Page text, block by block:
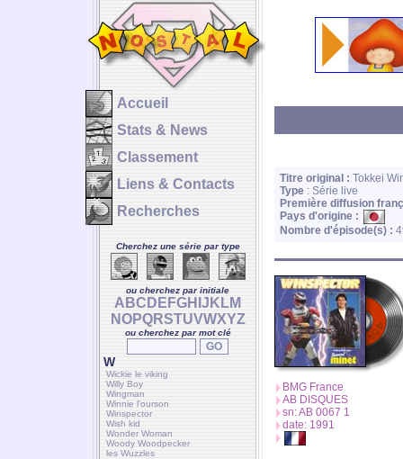
Accueil
Stats & News
Classement
Liens & Contacts
Recherches
Cherchez une série par type
ou cherchez par initiale
A BC D E FGH J K LM
NOPQRSTUVWXYZ
ou cherchez par mot clé
W
Wickie le viking
Willy Boy
Wingman
Winnie l'ourson
Winspector
Wish kid
Wonder Woman
Woody Woodpecker
les Wuzzles
Titre original : Tokkei
Type : Série live
Première diffusion
Pays d'origine :
Nombre d'épisode(s) :
BMG France
AB DISQUES
sn: AB 0067 1
date: 1991